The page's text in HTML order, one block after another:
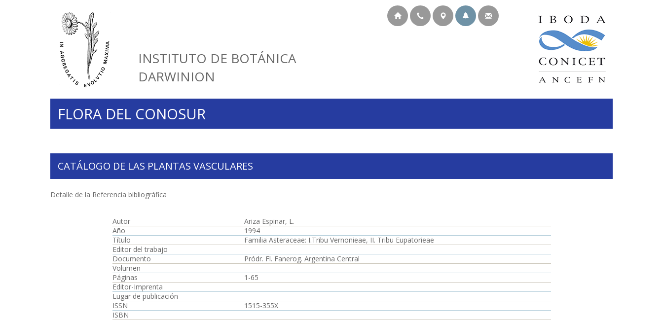
INSTITUTO DE BOTÁNICA
DARWINION
FLORA DEL CONOSUR
CATÁLOGO DE LAS PLANTAS VASCULARES
Detalle de la Referencia bibliográfica
Autor
Ariza Espinar, L.
Año
1994
Título
Familia Asteraceae: I.Tribu Vernonieae, II. Tribu Eupatorieae
Editor del trabajo
Documento
Pródr. Fl. Fanerog. Argentina Central
Volumen
Páginas
1-65
Editor-Imprenta
Lugar de publicación
ISSN
1515-355X
ISBN